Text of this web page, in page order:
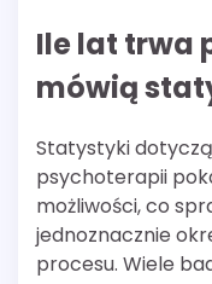
Ile lat trwa
mówią
Statystyki
psychoterapii
możliwości, co
jednoznacznie
procesu. Wiele